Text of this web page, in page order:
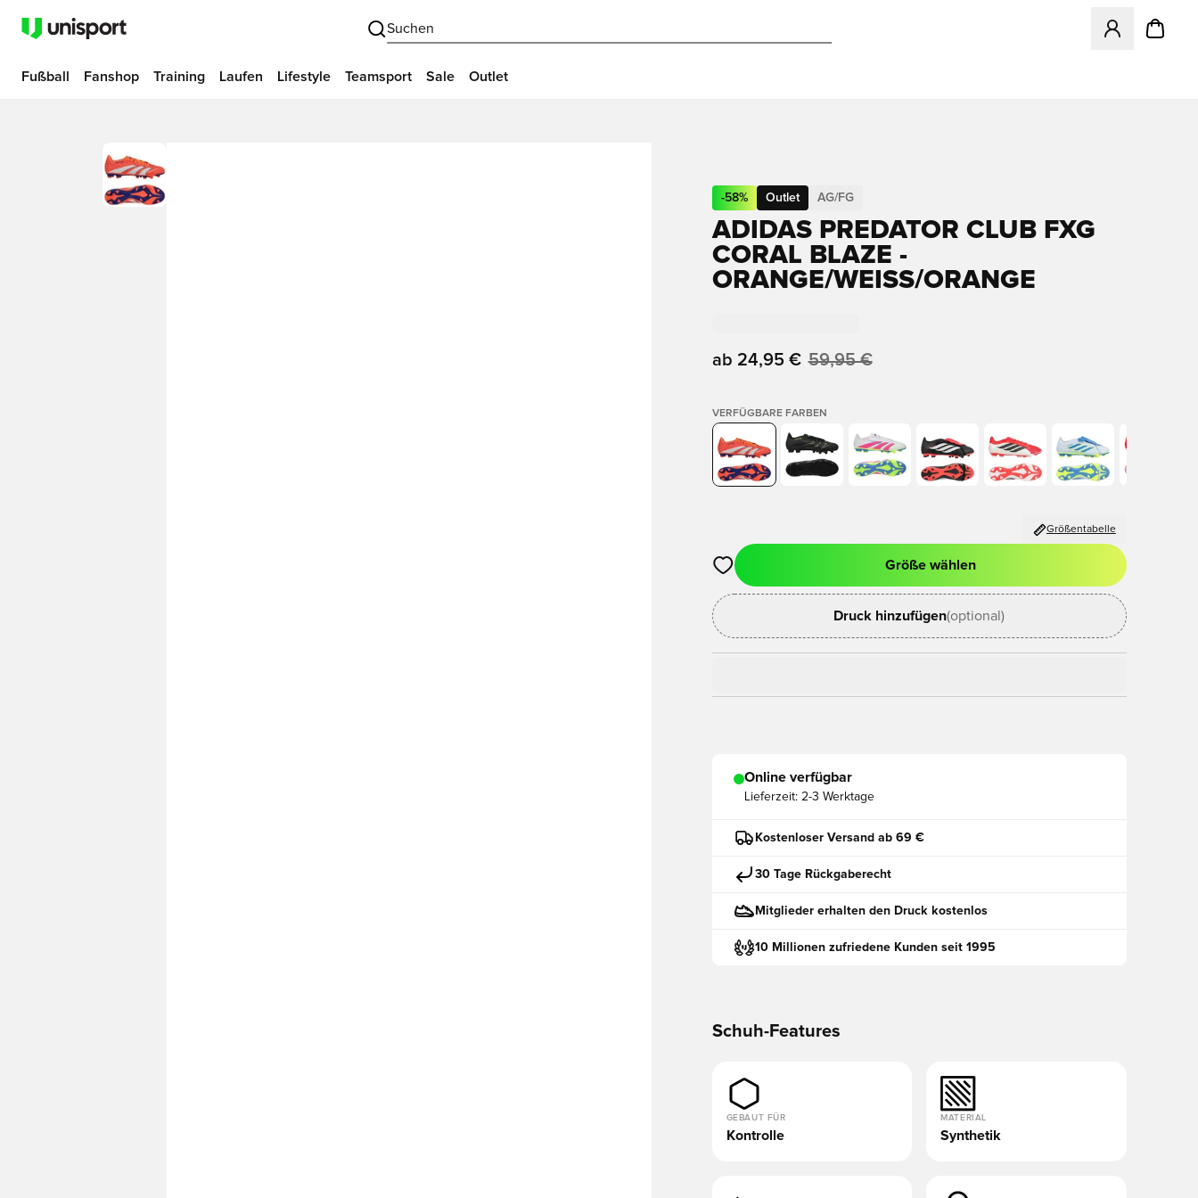
Suchen
Öffnet ein
Fußball Fanshop Training Laufen Lifestyle Teamsport Sale Outlet
-58% Outlet AG/FG
ADIDAS PREDATOR CLUB FXG
CORAL BLAZE -
ORANGE/WEISS/ORANGE
ab 24,95 € 59,95 €
VERFÜGBARE FARBEN
Größentabelle
Öffnet ein neues Fenster zum Anmelden oder Registrieren als Mitglied
Größe wählen
Druck hinzufügen(optional)
Online verfügbar
Lieferzeit: 2-3 Werktage
Kostenloser Versand ab 69 €
30 Tage Rückgaberecht
Mitglieder erhalten den Druck kostenlos
10 Millionen zufriedene Kunden seit 1995
Schuh-Features
GEBAUT FÜR
Kontrolle
MATERIAL
Synthetik